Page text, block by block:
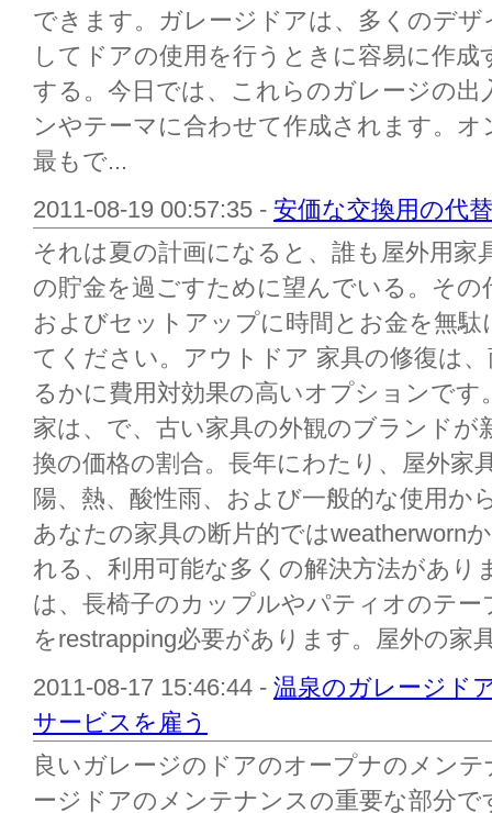
できます。ガレージドアは、多くのデ
してドアの使用を行うときに容易に作
する。今日では、これらのガレージの
ンやテーマに合わせて作成されます。
最もで...
2011-08-19 00:57:35 - 安価な交換用の代替
それは夏の計画になると、誰も屋外用家
の貯金を過ごすために望んでいる。そ
およびセットアップに時間とお金を無
てください。アウトドア 家具の修復は
るかに費用対効果の高いオプションで
家は、で、古い家具の外観のブランド
換の価格の割合。長年にわたり、屋外家
陽、熱、酸性雨、および一般的な使用か
あなたの家具の断片的ではweatherworn
れる、利用可能な多くの解決方法があ
は、長椅子のカップルやパティオのテ
をrestrapping必要があります。屋外の家
2011-08-17 15:46:44 - 温泉のガレージド
サービスを雇う
良いガレージのドアのオープナのメン
ージドアのメンテナンスの重要な部分